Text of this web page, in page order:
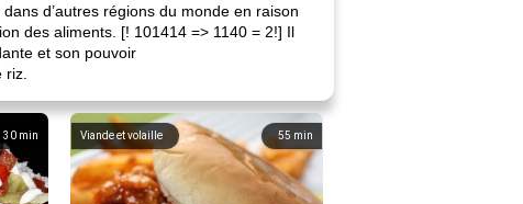
d’autres régions du monde en raison
des aliments. [! 101414 => 1140 = 2!] Il
et son pouvoir
30 min 55 min
Viande et volaille